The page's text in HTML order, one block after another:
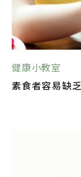
健康小教室
素食者容易缺